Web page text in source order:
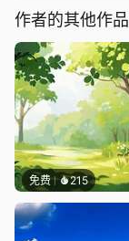
作者的其他作品
免费 215